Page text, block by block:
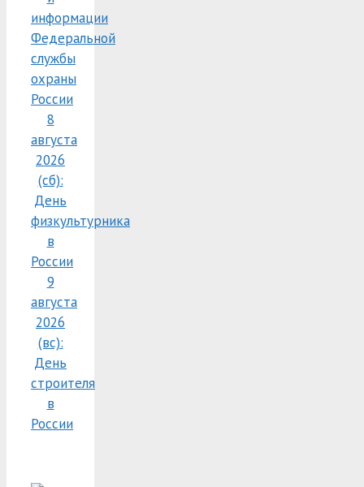
информации
Федеральной
службы
охраны
России
8
августа
2026
(сб):
День
физкультурника
в
России
9
августа
2026
(вс):
День
строителя
в
России